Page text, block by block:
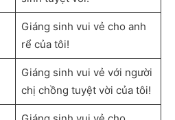
Giáng sinh vui vẻ cho anh
rể của tôi!
Giáng sinh vui vẻ với người
chị chồng tuyệt vời của tôi!